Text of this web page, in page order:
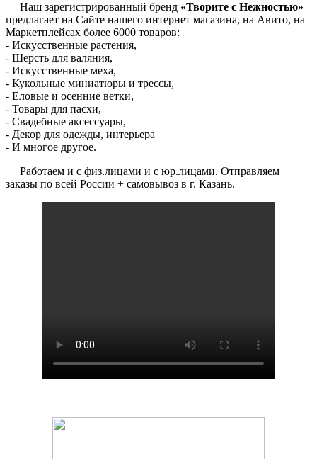
Наш зарегистрированный бренд «Творите с Нежностью»
предлагает на Сайте нашего интернет магазина, на Авито, на
Маркетплейсах более 6000 товаров:
- Искусственные растения,
- Шерсть для валяния,
- Искусственные меха,
- Кукольные миниатюры и трессы,
- Еловые и осенние ветки,
- Товары для пасхи,
- Свадебные аксессуары,
- Декор для одежды, интерьера
- И многое другое.
Работаем и с физ.лицами и с юр.лицами. Отправляем
заказы по всей России + самовывоз в г. Казань.